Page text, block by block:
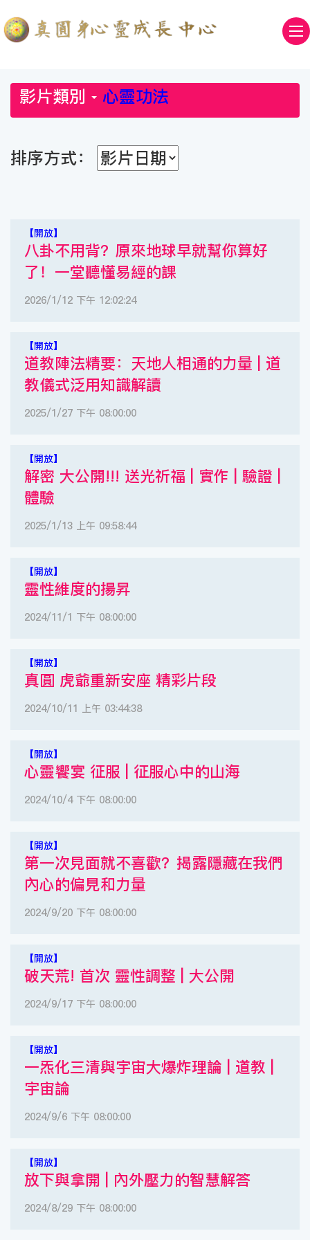
影片類別 心靈功法
排序方式：
【開放】
八卦不用背？原來地球早就幫你算好
了！一堂聽懂易經的課
2026/1/12 下午 12:02:24
【開放】
道教陣法精要：天地人相通的力量 | 道
教儀式泛用知識解讀
2025/1/27 下午 08:00:00
【開放】
解密 大公開!!! 送光祈福 | 實作 | 驗證 |
體驗
2025/1/13 上午 09:58:44
【開放】
靈性維度的揚昇
2024/11/1 下午 08:00:00
【開放】
真圓 虎爺重新安座 精彩片段
2024/10/11 上午 03:44:38
【開放】
心靈饗宴 征服 | 征服心中的山海
2024/10/4 下午 08:00:00
【開放】
第一次見面就不喜歡？揭露隱藏在我們
內心的偏見和力量
2024/9/20 下午 08:00:00
【開放】
破天荒! 首次 靈性調整 | 大公開
2024/9/17 下午 08:00:00
【開放】
一炁化三清與宇宙大爆炸理論 | 道教 |
宇宙論
2024/9/6 下午 08:00:00
【開放】
放下與拿開 | 內外壓力的智慧解答
2024/8/29 下午 08:00:00